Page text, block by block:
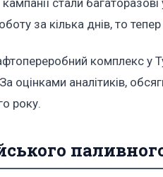
стали
за кілька днів, то
комплекс у
оцінками аналітиків,
року.